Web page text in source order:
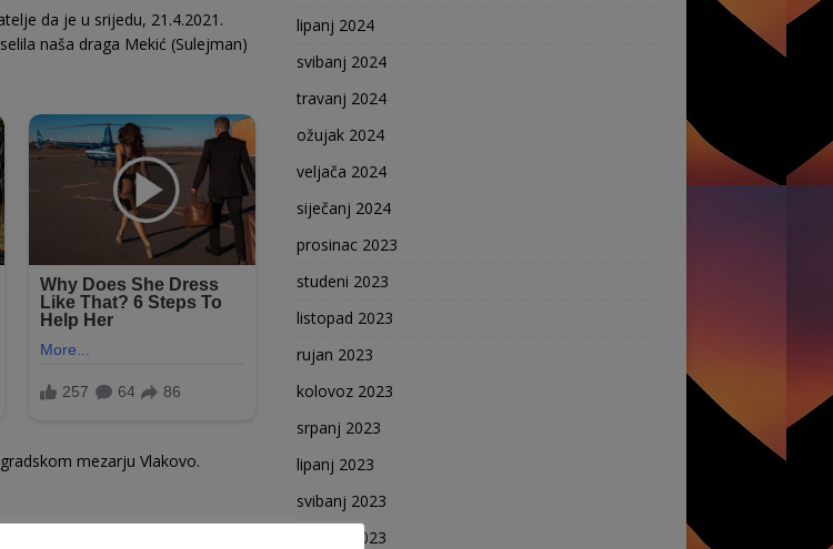
da je u srijedu, 21.4.2021.
naša draga Mekić (Sulejman)
mezarju Vlakovo.
lipanj 2024
svibanj 2024
travanj 2024
ožujak 2024
veljača 2024
siječanj 2024
prosinac 2023
studeni 2023
listopad 2023
rujan 2023
kolovoz 2023
srpanj 2023
lipanj 2023
svibanj 2023
travanj 2023